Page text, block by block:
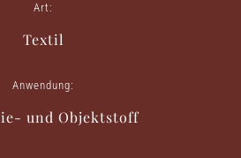
Art:
Textil
Anwendung:
und Objektstoff